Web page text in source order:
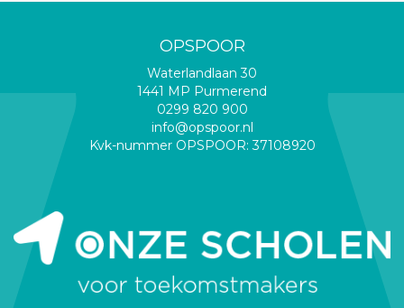
OPSPOOR
Waterlandlaan 30
1441 MP Purmerend
0299 820 900
info@opspoor.nl
Kvk-nummer OPSPOOR: 37108920